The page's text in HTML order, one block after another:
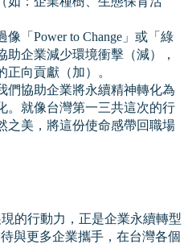
「Power to Change」或「綠
助企業減少環境衝擊（減），
正向貢獻（加）。
們協助企業將永續精神轉化為
。就像台灣第一三共這次的行
之美，將這份使命感帶回職場
的行動力，正是企業永續轉型
與更多企業攜手，在台灣各個